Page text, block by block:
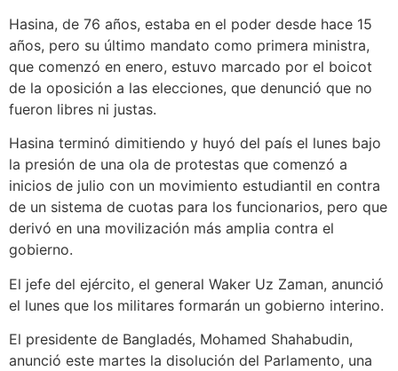
Hasina, de 76 años, estaba en el poder desde hace 15
años, pero su último mandato como primera ministra,
que comenzó en enero, estuvo marcado por el boicot
de la oposición a las elecciones, que denunció que no
fueron libres ni justas.
Hasina terminó dimitiendo y huyó del país el lunes bajo
la presión de una ola de protestas que comenzó a
inicios de julio con un movimiento estudiantil en contra
de un sistema de cuotas para los funcionarios, pero que
derivó en una movilización más amplia contra el
gobierno.
El jefe del ejército, el general Waker Uz Zaman, anunció
el lunes que los militares formarán un gobierno interino.
El presidente de Bangladés, Mohamed Shahabudin,
anunció este martes la disolución del Parlamento, una